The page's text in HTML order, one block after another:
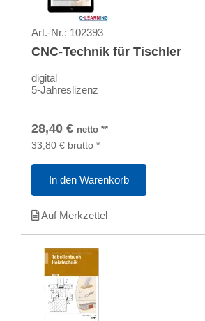
Art.-Nr.: 102393
CNC-Technik für Tischler
digital
5-Jahreslizenz
28,40 € netto **
33,80 € brutto *
In den Warenkorb
Auf Merkzettel